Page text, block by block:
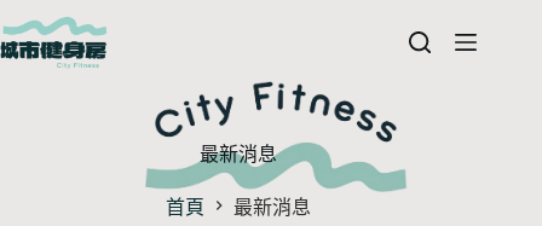
最新消息
首頁 最新消息